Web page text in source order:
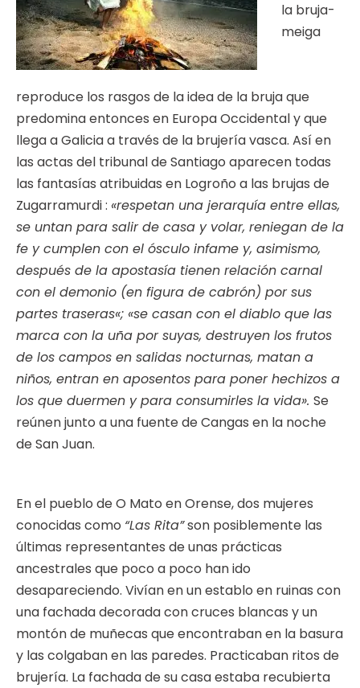
la bruja-
meiga
reproduce los rasgos de la idea de la bruja que
predomina entonces en Europa Occidental y que
llega a Galicia a través de la brujería vasca. Así en
las actas del tribunal de Santiago aparecen todas
las fantasías atribuidas en Logroño a las brujas de
Zugarramurdi : «respetan una jerarquía entre ellas,
se untan para salir de casa y volar, reniegan de la
fe y cumplen con el ósculo infame y, asimismo,
después de la apostasía tienen relación carnal
con el demonio (en figura de cabrón) por sus
partes traseras«; «se casan con el diablo que las
marca con la uña por suyas, destruyen los frutos
de los campos en salidas nocturnas, matan a
niños, entran en aposentos para poner hechizos a
los que duermen y para consumirles la vida». Se
reúnen junto a una fuente de Cangas en la noche
de San Juan.
En el pueblo de O Mato en Orense, dos mujeres
conocidas como “Las Rita”son posiblemente las
últimas representantes de unas prácticas
ancestrales que poco a poco han ido
desapareciendo. Vivían en un establo en ruinas con
una fachada decorada con cruces blancas y un
montón de muñecas que encontraban en la basura
y las colgaban en las paredes. Practicaban ritos de
brujería. La fachada de su casa estaba recubierta